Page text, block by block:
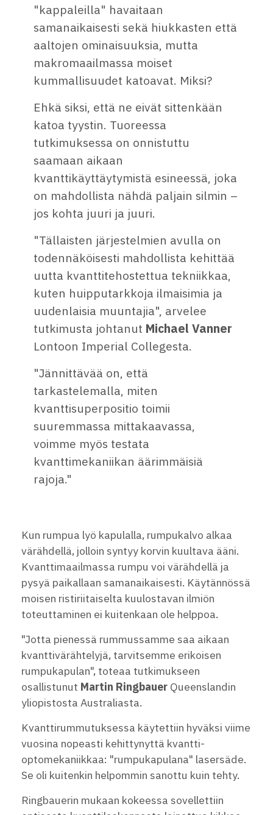
"kappaleilla" havaitaan
samanaikaisesti sekä hiukkasten että
aaltojen ominaisuuksia, mutta
makromaailmassa moiset
kummallisuudet katoavat. Miksi?
Ehkä siksi, että ne eivät sittenkään
katoa tyystin. Tuoreessa
tutkimuksessa on onnistuttu
saamaan aikaan
kvanttikäyttäytymistä esineessä, joka
on mahdollista nähdä paljain silmin –
jos kohta juuri ja juuri.
"Tällaisten järjestelmien avulla on
todennäköisesti mahdollista kehittää
uutta kvanttitehostettua tekniikkaa,
kuten huipputarkkoja ilmaisimia ja
uudenlaisia muuntajia", arvelee
tutkimusta johtanut Michael Vanner
Lontoon Imperial Collegesta.
"Jännittävää on, että
tarkastelemalla, miten
kvanttisuperpositio toimii
suuremmassa mittakaavassa,
voimme myös testata
kvanttimekaniikan äärimmäisiä
rajoja."
Kun rumpua lyö kapulalla, rumpukalvo alkaa
värähdellä, jolloin syntyy korvin kuultava ääni.
Kvanttimaailmassa rumpu voi värähdellä ja
pysyä paikallaan samanaikaisesti. Käytännössä
moisen ristiriitaiselta kuulostavan ilmiön
toteuttaminen ei kuitenkaan ole helppoa.
"Jotta pienessä rummussamme saa aikaan
kvanttivärähtelyjä, tarvitsemme erikoisen
rumpukapulan", toteaa tutkimukseen
osallistunut Martin Ringbauer Queenslandin
yliopistosta Australiasta.
Kvanttirummutuksessa käytettiin hyväksi viime
vuosina nopeasti kehittynyttä kvantti-
optomekaniikkaa: "rumpukapulana" lasersäde.
Se oli kuitenkin helpommin sanottu kuin tehty.
Ringbauerin mukaan kokeessa sovellettiin